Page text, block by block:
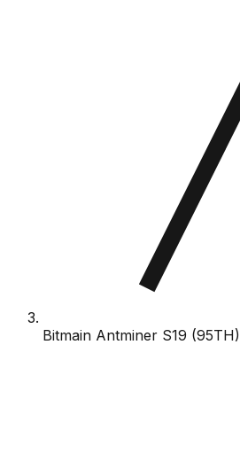
Bitmain Antminer S19 (95TH)